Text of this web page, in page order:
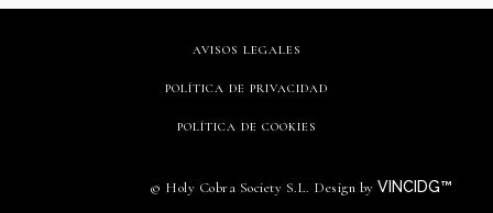
AVISOS LEGALES
POLÍTICA DE PRIVACIDAD
POLÍTICA DE COOKIES
© Holy Cobra Society S.L. Design by VINCIDG™